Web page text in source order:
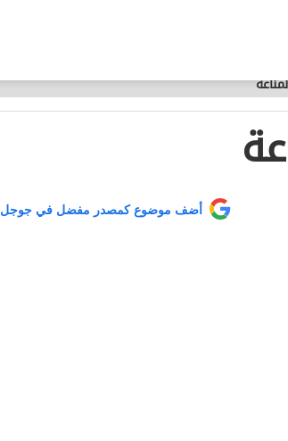
أضف موضوع كمصدر مفضل في جوجل